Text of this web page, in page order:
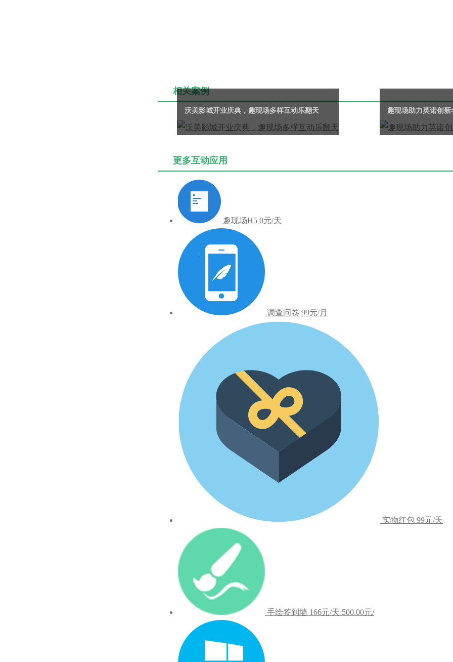
相关案例
沃美影城开业庆典，趣现场多样互动乐翻天 趣现场助力英诺创新
更多互动应用
趣现场H5 0元/天
调查问卷 99元/月
实物红包 99元/天
手绘签到墙 166元/天 500.00元/